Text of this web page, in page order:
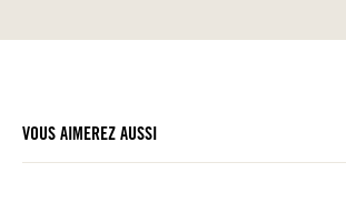
VOUS AIMEREZ AUSSI